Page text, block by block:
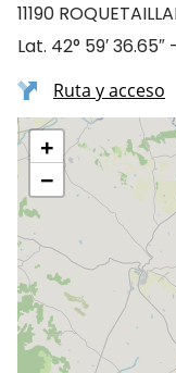
11190
Lat. 42° 59′ 36.65″
Ruta y acceso
+
−